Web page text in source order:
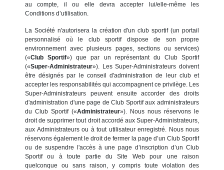
au compte, il ou elle devra accepter lui/elle-même les
Conditions d’utilisation.
La Société n'autorisera la création d'un club sportif (un portail
personnalisé où le club sportif dispose de son propre
environnement avec plusieurs pages, sections ou services)
(«Club Sportif») que par un représentant du Club Sportif
(«Super-Administrateur»). Les Super-Administrateurs doivent
être désignés par le conseil d'administration de leur club et
accepter les responsabilités qui accompagnent ce privilège. Les
Super-Administrateurs peuvent ensuite accorder des droits
d'administration d'une page de Club Sportif aux administrateurs
du Club Sportif («Administrateur»). Nous nous réservons le
droit de supprimer tout droit accordé aux Super-Administrateurs,
aux Administrateurs ou à tout utilisateur enregistré. Nous nous
réservons également le droit de fermer la page d’un Club Sportif
ou de suspendre l'accès à une page d’inscription d’un Club
Sportif ou à toute partie du Site Web pour une raison
quelconque ou sans raison, y compris toute violation des